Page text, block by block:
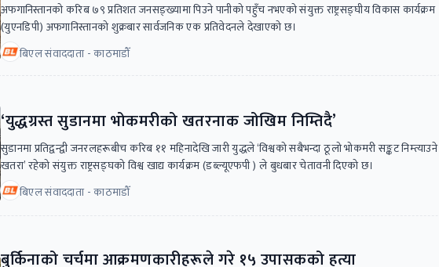
अफगानिस्तानको करिब ७९ प्रतिशत जनसङ्ख्यामा पिउने पानीको पहुँच नभएको संयुक्त राष्ट्रसङ्घीय विकास कार्यक्रम
(युएनडिपी) अफगानिस्तानको शुक्रबार सार्वजनिक एक प्रतिवेदनले देखाएको छ।
बिएल संवाददाता - काठमाडौँ
‘युद्धग्रस्त सुडानमा भोकमरीको खतरनाक जोखिम निम्तिदै’
सुडानमा प्रतिद्वन्द्वी जनरलहरूबीच करिब ११ महिनादेखि जारी युद्धले ‘विश्वको सबैभन्दा ठूलो भोकमरी सङ्कट निम्त्याउने
खतरा’ रहेको संयुक्त राष्ट्रसङ्घको विश्व खाद्य कार्यक्रम (डब्ल्यूएफपी ) ले बुधबार चेतावनी दिएको छ।
बिएल संवाददाता - काठमाडौँ
बुर्किनाको चर्चमा आक्रमणकारीहरूले गरे १५ उपासकको हत्या